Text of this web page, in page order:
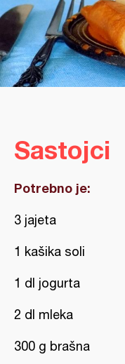
Sastojci
Potrebno je:
3 jajeta
1 kašika soli
1 dl jogurta
2 dl mleka
300 g brašna